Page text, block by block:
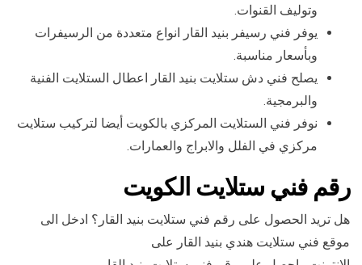
وتوليف القنوات.
يوفر فني رسيفر بنيد القار انواع متعددة من الرسيفرات
وبأسعار مناسبة.
يصلح فني دش ستلايت بنيد القار اعطال الستلايت الفنية
والبرمجية.
نوفر فني الستلايت المركزي بالكويت أيضا لتركيب ستلايت
مركزي في الفلل والابراج والعمارات.
رقم فني ستلايت الكويت
هل تريد الحصول على رقم فني ستلايت بنيد القار؟ ادخل الى
موقع فني ستلايت هندي بنيد القار على